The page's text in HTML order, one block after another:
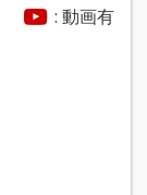
: 動画有